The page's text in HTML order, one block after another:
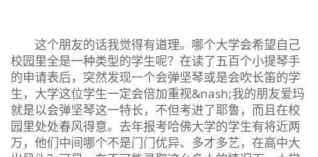
这个朋友的话我觉得有道理。哪个大学会希望自己
校园里全是一种类型的学生呢？在读了五百个小提琴手
的申请表后，突然发现一个会弹坚琴或是会吹长笛的学
生，大学这位学生一定会倍加重视&nash;我的朋友爱玛
就是以会弹坚琴这一特长，不但考进了耶鲁，而且在校
园里处处春风得意。去年报考哈佛大学的学生有将近两
万，他们中间哪个不是门门优异、多才多艺，在高中大